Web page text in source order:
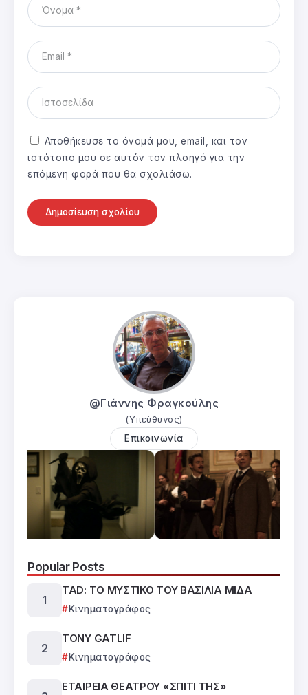
Αποθήκευσε το όνομά μου, email, και τον
ιστότοπο μου σε αυτόν τον πλοηγό για την
επόμενη φορά που θα σχολιάσω.
@Γιάννης Φραγκούλης
(Υπεύθυνος)
Επικοινωνία
Popular Posts
TAD: ΤΟ ΜΥΣΤΙΚΟ ΤΟΥ ΒΑΣΙΛΙΑ ΜΙΔΑ
Κινηματογράφος
TONY GATLIF
Κινηματογράφος
ΕΤΑΙΡΕΙΑ ΘΕΑΤΡΟΥ «ΣΠΙΤΙ ΤΗΣ»